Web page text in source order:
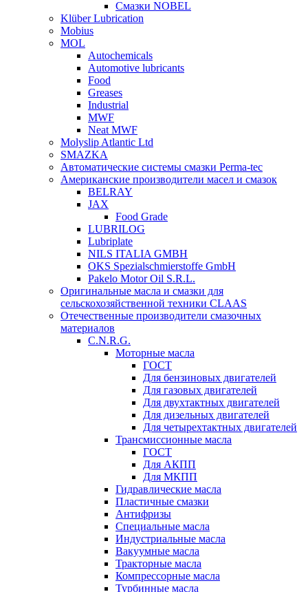
Смазки NOBEL
Klüber Lubrication
Mobius
MOL
Autochemicals
Automotive lubricants
Food
Greases
Industrial
MWF
Neat MWF
Molyslip Atlantic Ltd
SMAZKA
Автоматические системы смазки Perma-tec
Американские производители масел и смазок
BELRAY
JAX
Food Grade
LUBRILOG
Lubriplate
NILS ITALIA GMBH
OKS Spezialschmierstoffe GmbH
Pakelo Motor Oil S.R.L.
Оригинальные масла и смазки для
сельскохозяйственной техники CLAAS
Отечественные производители смазочных
материалов
C.N.R.G.
Моторные масла
ГОСТ
Для бензиновых двигателей
Для газовых двигателей
Для двухтактных двигателей
Для дизельных двигателей
Для четырехтактных двигателей
Трансмиссионные масла
ГОСТ
Для АКПП
Для МКПП
Гидравлические масла
Пластичные смазки
Антифризы
Специальные масла
Индустриальные масла
Вакуумные масла
Тракторные масла
Компрессорные масла
Турбинные масла